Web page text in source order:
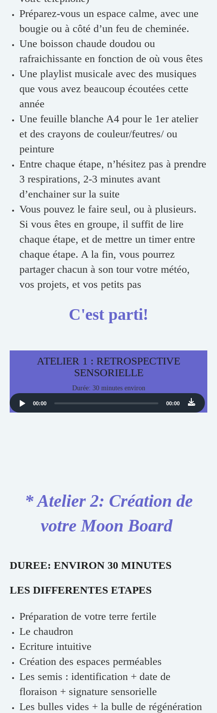
Préparez-vous un espace calme, avec une
bougie ou à côté d’un feu de cheminée.
Une boisson chaude doudou ou
rafraichissante en fonction de où vous êtes
Une playlist musicale avec des musiques
que vous avez beaucoup écoutées cette
année
Une feuille blanche A4 pour le 1er atelier
et des crayons de couleur/feutres/ ou
peinture
Entre chaque étape, n’hésitez pas à prendre
3 respirations, 2-3 minutes avant
d’enchainer sur la suite
Vous pouvez le faire seul, ou à plusieurs.
Si vous êtes en groupe, il suffit de lire
chaque étape, et de mettre un timer entre
chaque étape. A la fin, vous pourrez
partager chacun à son tour votre météo,
vos projets, et vos petits pas
C'est parti!
ATELIER 1 : RETROSPECTIVE
SENSORIELLE
Durée: 30 minutes environ
Audio
Player
00:00 00:00
* Atelier 2: Création de
votre Moon Board
DUREE: ENVIRON 30 MINUTES
LES DIFFERENTES ETAPES
Préparation de votre terre fertile
Le chaudron
Ecriture intuitive
Création des espaces perméables
Les semis : identification + date de
floraison + signature sensorielle
Les bulles vides + la bulle de régénération